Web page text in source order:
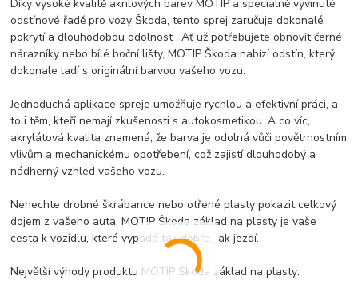
Díky vysoké kvalitě akrilových barev MOTIP a speciálně vyvinuté
odstínové řadě pro vozy Škoda, tento sprej zaručuje dokonalé
pokrytí a dlouhodobou odolnost . Ať už potřebujete obnovit černé
nárazníky nebo bílé boční lišty, MOTIP Škoda nabízí odstín, který
dokonale ladí s originální barvou vašeho vozu.
Jednoduchá aplikace spreje umožňuje rychlou a efektivní práci, a
to i těm, kteří nemají zkušenosti s autokosmetikou. A co víc,
akrylátová kvalita znamená, že barva je odolná vůči povětrnostním
vlivům a mechanickému opotřebení, což zajistí dlouhodobý a
nádherný vzhled vašeho vozu.
Nenechte drobné škrábance nebo otřené plasty pokazit celkový
dojem z vašeho auta. MOTIP Škoda základ na plasty je vaše
cesta k vozidlu, které vypadá tak dobře, jak jezdí.
Největší výhody produktu MOTIP Škoda základ na plasty: